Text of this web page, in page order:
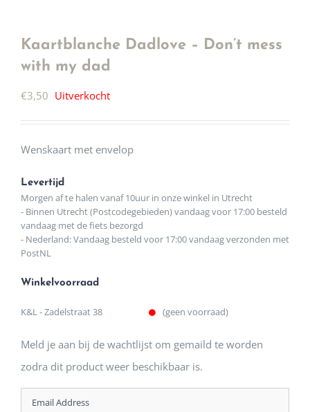
Kaartblanche Dadlove – Don’t mess
with my dad
€3,50 Uitverkocht
Wenskaart met envelop
Levertijd
Morgen af te halen vanaf 10uur in onze winkel in Utrecht
- Binnen Utrecht (Postcodegebieden) vandaag voor 17:00 besteld
vandaag met de fiets bezorgd
- Nederland: Vandaag besteld voor 17:00 vandaag verzonden met
PostNL
Winkelvoorraad
K&L - Zadelstraat 38 (geen voorraad)
Meld je aan bij de wachtlijst om gemaild te worden
zodra dit product weer beschikbaar is.
Enter